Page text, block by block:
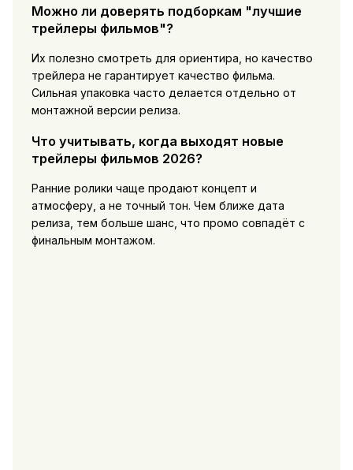
Можно ли доверять подборкам "лучшие
трейлеры фильмов"?
Их полезно смотреть для ориентира, но качество
трейлера не гарантирует качество фильма.
Сильная упаковка часто делается отдельно от
монтажной версии релиза.
Что учитывать, когда выходят новые
трейлеры фильмов 2026?
Ранние ролики чаще продают концепт и
атмосферу, а не точный тон. Чем ближе дата
релиза, тем больше шанс, что промо совпадёт с
финальным монтажом.